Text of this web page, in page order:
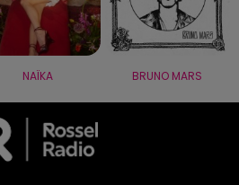
NAÏKA BRUNO MARS